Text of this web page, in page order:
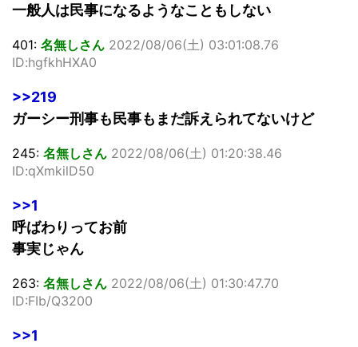
一般人は民事になるようなこともしない
401: 名無しさん 2022/08/06(土) 03:01:08.76
ID:hgfkhHXA0
>>219
ガーシー刑事も民事もまだ訴えられてないけど
245: 名無しさん 2022/08/06(土) 01:20:38.46
ID:qXmkilD50
>>1
呼ばわりってお前
事実じゃん
263: 名無しさん 2022/08/06(土) 01:30:47.70
ID:FIb/Q3200
>>1